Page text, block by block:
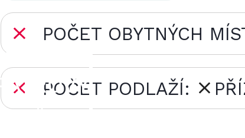
PATROVÝ
POČET OBYTNÝCH
POČET PODLAŽÍ: